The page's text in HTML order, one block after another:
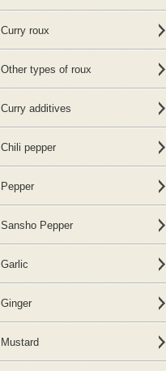
Curry roux
Other types of roux
Curry additives
Chili pepper
Pepper
Sansho Pepper
Garlic
Ginger
Mustard